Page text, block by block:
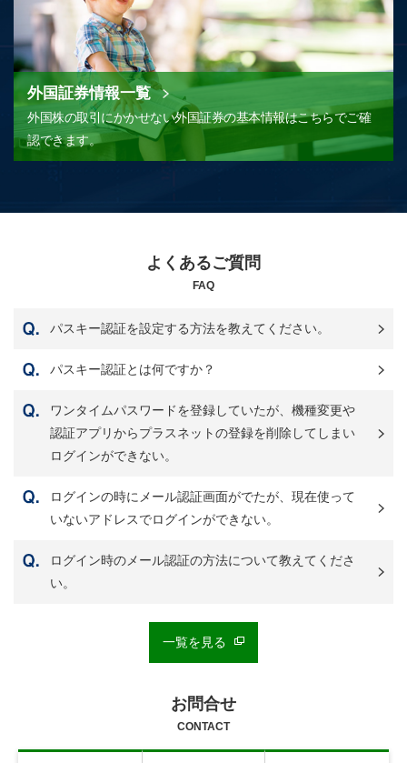
外国証券情報一覧
外国株の取引にかかせない外国証券の基本情報はこちらでご確
認できます。
よくあるご質問
FAQ
パスキー認証を設定する方法を教えてください。
パスキー認証とは何ですか？
ワンタイムパスワードを登録していたが、機種変更や
認証アプリからプラスネットの登録を削除してしまい
ログインができない。
ログインの時にメール認証画面がでたが、現在使って
いないアドレスでログインができない。
ログイン時のメール認証の方法について教えてくださ
い。
一覧を見る
お問合せ
CONTACT